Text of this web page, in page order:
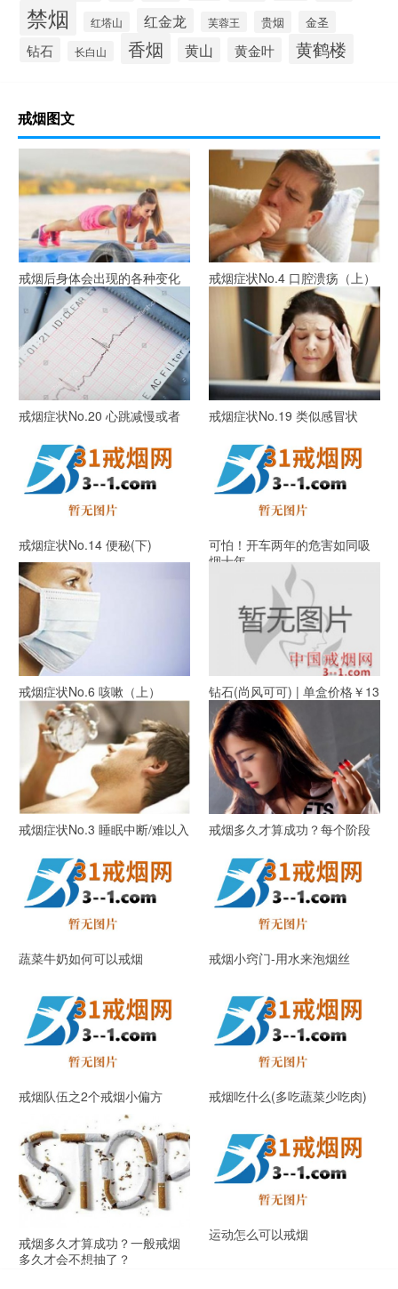
禁烟 红塔山 红金龙 芙蓉王 贵烟 金圣
钻石 长白山 香烟 黄山 黄金叶 黄鹤楼
戒烟图文
戒烟后身体会出现的各种变化
(第20分钟开始)
戒烟症状No.4 口腔溃疡（上）
戒烟症状No.20 心跳减慢或者
戒烟症状No.19 类似感冒状
戒烟症状No.14 便秘(下)
可怕！开车两年的危害如同吸
烟十年
戒烟症状No.6 咳嗽（上）
钻石(尚风可可) | 单盒价格￥13
元 目前已上市
戒烟症状No.3 睡眠中断/难以入
戒烟多久才算成功？每个阶段
蔬菜牛奶如何可以戒烟 戒烟小窍门-用水来泡烟丝
戒烟队伍之2个戒烟小偏方 戒烟吃什么(多吃蔬菜少吃肉)
戒烟多久才算成功？一般戒烟
多久才会不想抽了？
运动怎么可以戒烟